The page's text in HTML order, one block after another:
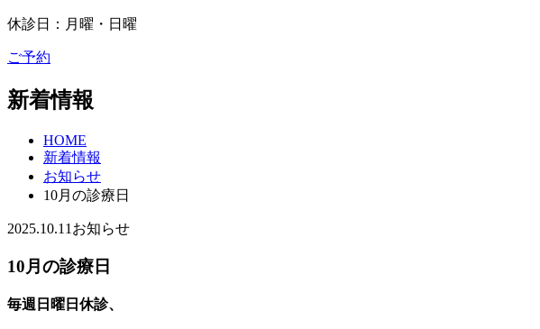
休診日：月曜・日曜
ご予約
新着情報
HOME
新着情報
お知らせ
10月の診療日
2025.10.11 お知らせ
10月の診療日
毎週日曜 日休診、